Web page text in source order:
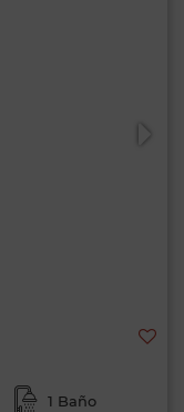
1 Baño